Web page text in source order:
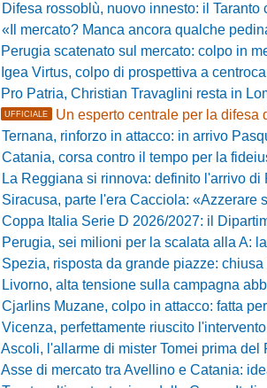
Difesa rossoblù, nuovo innesto: il Taranto
«Il mercato? Manca ancora qualche pedina»:
Perugia scatenato sul mercato: colpo in
Igea Virtus, colpo di prospettiva a centrocampo:
Pro Patria, Christian Travaglini resta in
UFFICIALE Un esperto centrale per la difesa
Ternana, rinforzo in attacco: in arrivo Pasquale
Catania, corsa contro il tempo per la fideiussione: l'annuncio della
La Reggiana si rinnova: definito l'arrivo di
Siracusa, parte l'era Cacciola: «Azzerare subito la
Coppa Italia Serie D 2026/2027: il Dipartimento Interregionale corregge il
Perugia, sei milioni per la scalata alla A: la forza della nuova societa
Spezia, risposta da grande piazze: chiusa la prelazione
Livorno, alta tensione sulla campagna abbonamenti: la
Cjarlins Muzane, colpo in attacco: fatta per
Vicenza, perfettamente riuscito l'intervento per Frank
Ascoli, l'allarme di mister Tomei prima del Potenza: «Mettiamoci l'elmetto, l'obiettivo è
Asse di mercato tra Avellino e Catania: idea di scambio tra